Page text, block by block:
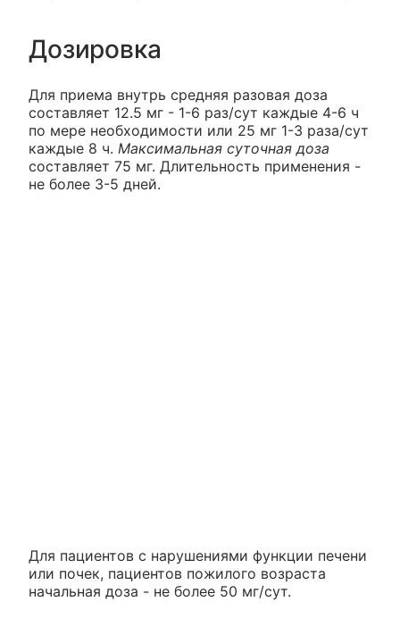
Дозировка
Для приема внутрь средняя разовая доза
составляет 12.5 мг - 1-6 раз/сут каждые 4-6 ч
по мере необходимости или 25 мг 1-3 раза/сут
каждые 8 ч. Максимальная суточная доза
составляет 75 мг. Длительность применения -
не более 3-5 дней.
Для пациентов с нарушениями функции печени
или почек, пациентов пожилого возраста
начальная доза - не более 50 мг/сут.